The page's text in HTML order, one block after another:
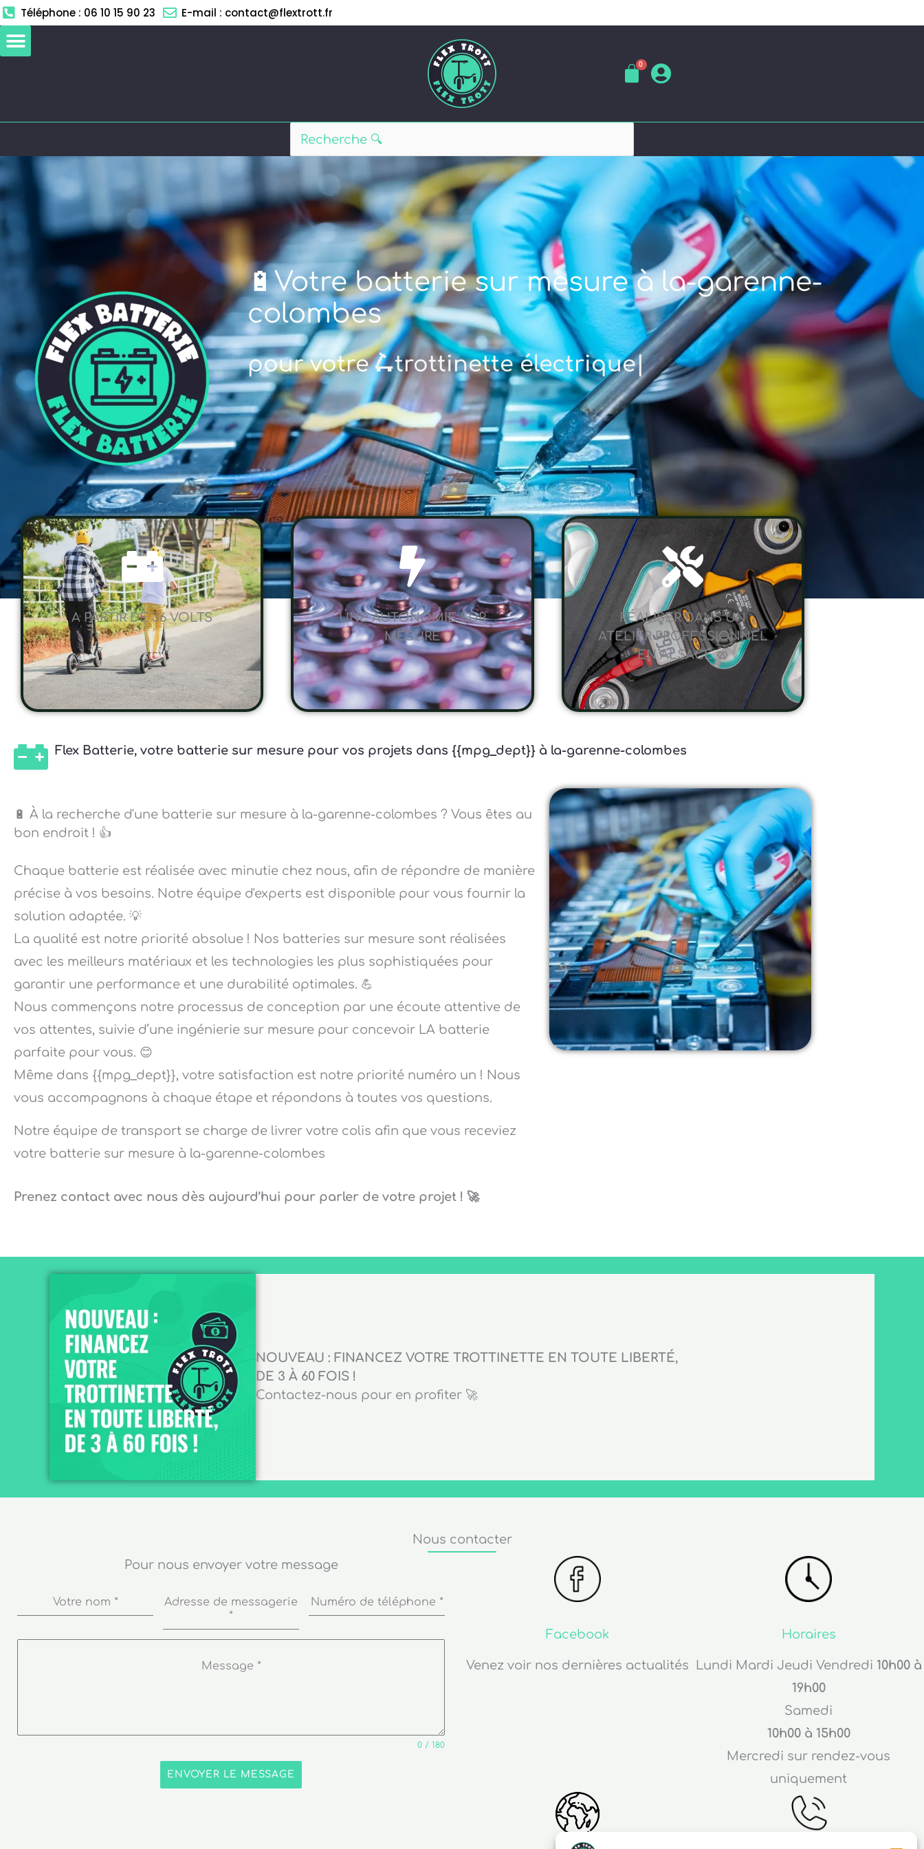
Aller
au
contenu
Téléphone : 06 10 15 90 23 E-mail : contact@flextrott.fr
🔋Votre batterie sur mesure à la-garenne-
colombes
pour votre🚲
A PARTIR DE 36 VOLTS
UNE AUTONOMIE SUR
MESURE
RÉALISER DANS UN
ATELIER PROFESSIONNEL
EN ALSACE 🥨
Flex Batterie, votre batterie sur mesure pour vos projets dans {{mpg_dept}} à la-garenne-colombes
🔋 À la recherche d'une batterie sur mesure à la-garenne-colombes ? Vous êtes au
bon endroit ! 👍
Chaque batterie est réalisée avec minutie chez nous, afin de répondre de manière
précise à vos besoins. Notre équipe d'experts est disponible pour vous fournir la
solution adaptée. 💡
La qualité est notre priorité absolue ! Nos batteries sur mesure sont réalisées
avec les meilleurs matériaux et les technologies les plus sophistiquées pour
garantir une performance et une durabilité optimales. 💪
Nous commençons notre processus de conception par une écoute attentive de
vos attentes, suivie d’une ingénierie sur mesure pour concevoir LA batterie
parfaite pour vous. 😊
Même dans {{mpg_dept}}, votre satisfaction est notre priorité numéro un ! Nous
vous accompagnons à chaque étape et répondons à toutes vos questions.
Notre équipe de transport se charge de livrer votre colis afin que vous receviez
votre batterie sur mesure à la-garenne-colombes
Prenez contact avec nous dès aujourd’hui pour parler de votre projet ! 🚀
NOUVEAU : FINANCEZ VOTRE TROTTINETTE EN TOUTE LIBERTÉ,
DE 3 À 60 FOIS !
Contactez-nous pour en profiter 🚀
Nous contacter
Pour nous envoyer votre message
Votre nom *
Adresse de messagerie
*
Numéro de téléphone *
Message *
0 / 180
ENVOYER LE MESSAGE
Facebook
Venez voir nos dernières actualités
Horaires
Lundi Mardi Jeudi Vendredi 10h00 à
19h00
Samedi
10h00 à 15h00
Mercredi sur rendez-vous
uniquement